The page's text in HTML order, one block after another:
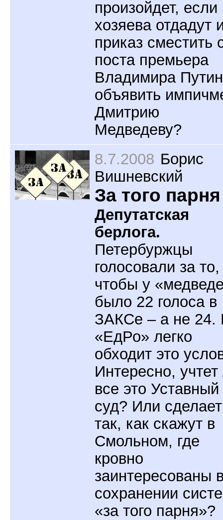
произойдет, если
хозяева отдадут
приказ сместить
поста премьера
Владимира
объявить
Дмитрию
Медведеву?
8.7.2008 Борис
Вишневский
За того парня
Депутатская
берлога.
Петербуржцы
голосовали за то,
чтобы у
было 22 голоса в
ЗАКСе – а не 24.
«ЕдРо» легко
обходит это
Интересно, учтет
все это Уставный
суд? Или сделает
так, как скажут в
Смольном, где
кровно
заинтересованы
сохранении
«за того парня»?